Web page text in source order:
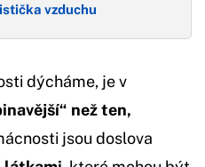
vzduchu
dýcháme, je v
než ten,
jsou doslova